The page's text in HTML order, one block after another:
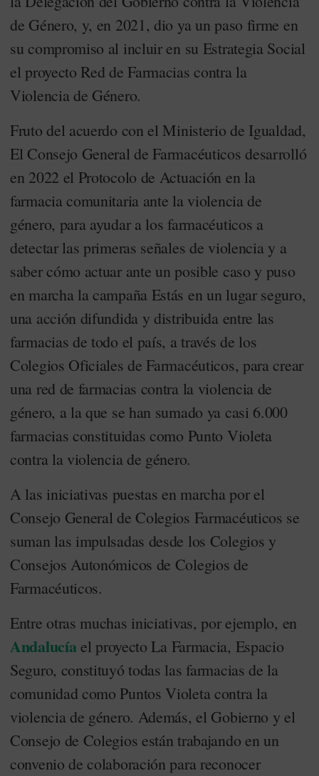
de Género, y, en 2021, dio ya un paso firme en
su compromiso al incluir en su Estrategia Social
el proyecto Red de Farmacias contra la
Violencia de Género.
Fruto del acuerdo con el Ministerio de Igualdad,
El Consejo General de Farmacéuticos desarrolló
en 2022 el Protocolo de Actuación en la
farmacia comunitaria ante la violencia de
género, para ayudar a los farmacéuticos a
detectar las primeras señales de violencia y a
saber cómo actuar ante un posible caso y puso
en marcha la campaña Estás en un lugar seguro,
una acción difundida y distribuida entre las
farmacias de todo el país, a través de los
Colegios Oficiales de Farmacéuticos, para crear
una red de farmacias contra la violencia de
género, a la que se han sumado ya casi 6.000
farmacias constituidas como Punto Violeta
contra la violencia de género.
A las iniciativas puestas en marcha por el
Consejo General de Colegios Farmacéuticos se
suman las impulsadas desde los Colegios y
Consejos Autonómicos de Colegios de
Farmacéuticos.
Entre otras muchas iniciativas, por ejemplo, en
Andalucíael proyecto La Farmacia, Espacio
Seguro, constituyó todas las farmacias de la
comunidad como Puntos Violeta contra la
violencia de género. Además, el Gobierno y el
Consejo de Colegios están trabajando en un
convenio de colaboración para reconocer